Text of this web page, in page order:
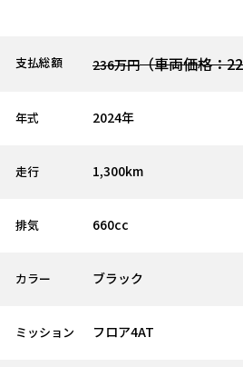
支払総額 236万円（車両価格：
年式 2024年
走行 1,300km
排気 660cc
カラー ブラック
ミッション フロア4AT